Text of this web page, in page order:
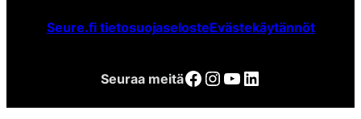
Seure.fi tietosuojaselosteEvästekäytännöt
Seuraa meitäFacebook Instagram YouTube LinkedIn